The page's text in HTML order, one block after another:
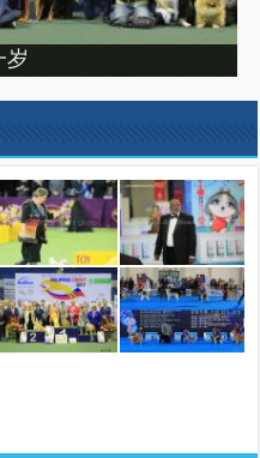
岁
们东北那场比赛
（INDONEISA WINNER
是好像已经结束了。
笔（三）